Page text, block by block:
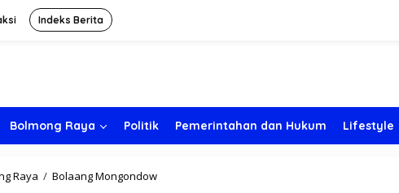
Indeks Berita
Bolmong Raya Politik Pemerintahan dan Hukum Lifestyle
Raya / Bolaang Mongondow